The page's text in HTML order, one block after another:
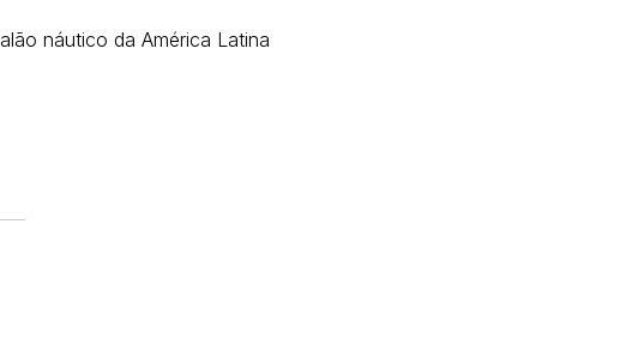
náutico da América Latina